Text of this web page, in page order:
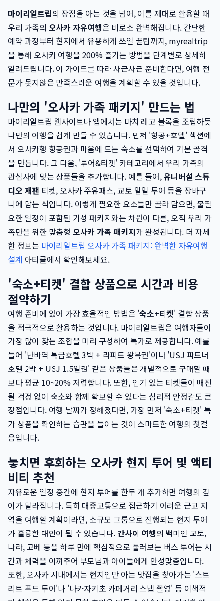
마이리얼트립의 장점을 아는 것을 넘어, 이를 제대로 활용할 때
우리 가족의 오사카 자유여행은 비로소 완벽해집니다. 간단한
예약 과정부터 현지에서 유용하게 쓰일 꿀팁까지, myrealtrip
을 통해 오사카 여행을 200% 즐기는 방법을 단계별로 상세히
알려드립니다. 이 가이드를 따라 차근차근 준비한다면, 여행 전
문가 못지않은 만족스러운 여행을 계획할 수 있을 것입니다.
나만의 '오사카 가족 패키지' 만드는 법
마이리얼트립 웹사이트나 앱에서는 마치 레고 블록을 조립하듯
나만의 여행을 쉽게 만들 수 있습니다. 먼저 '항공+호텔' 섹션에
서 오사카행 항공권과 마음에 드는 숙소를 선택하여 기본 골격
을 만듭니다. 그 다음, '투어&티켓' 카테고리에서 우리 가족의
관심사에 맞는 상품들을 추가합니다. 예를 들어,유니버설 스튜
디오 재팬 티켓, 오사카 주유패스, 교토 일일 투어 등을 장바구
니에 담는 식입니다. 이렇게 필요한 요소들만 골라 담으면, 불필
요한 일정이 포함된 기성 패키지와는 차원이 다른, 오직 우리 가
족만을 위한 맞춤형 오사카 가족 패키지가 완성됩니다. 더 자세
한 정보는 마이리얼트립 오사카 가족 패키지: 완벽한 자유여행
설계 아티클에서 확인해보세요.
'숙소+티켓' 결합 상품으로 시간과 비용
절약하기
여행 준비에 있어 가장 효율적인 방법은 '숙소+티켓' 결합 상품
을 적극적으로 활용하는 것입니다. 마이리얼트립은 여행자들이
가장 많이 찾는 조합을 미리 구성하여 특가로 제공합니다. 예를
들어 '난바역 특급호텔 3박 + 라피트 왕복권'이나 'USJ 파트너
호텔 2박 + USJ 1.5일권' 같은 상품들은 개별적으로 구매할 때
보다 평균 10~20% 저렴합니다. 또한, 인기 있는 티켓들이 매진
될 걱정 없이 숙소와 함께 확보할 수 있다는 심리적 안정감도 큰
장점입니다. 여행 날짜가 정해졌다면, 가장 먼저 '숙소+티켓' 특
가 상품을 확인하는 습관을 들이는 것이 스마트한 여행의 첫걸
음입니다.
놓치면 후회하는 오사카 현지 투어 및 액티
비티 추천
자유로운 일정 중간에 현지 투어를 한두 개 추가하면 여행의 깊
이가 달라집니다. 특히 대중교통으로 접근하기 어려운 근교 지
역을 여행할 계획이라면, 소규모 그룹으로 진행되는 현지 투어
가 훌륭한 대안이 될 수 있습니다.간사이 여행의 백미인 교토,
나라, 고베 등을 하루 만에 핵심적으로 둘러보는 버스 투어는 시
간과 체력을 아껴주어 부모님과 아이들에게 안성맞춤입니다.
또한, 오사카 시내에서는 현지인만 아는 맛집을 찾아가는 '스트
리트 푸드 투어'나 '나카자키초 카페거리 스냅 촬영' 등 이색적